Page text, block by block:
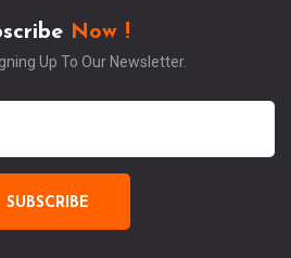
Now !
Up To Our Newsletter.
SUBSCRIBE